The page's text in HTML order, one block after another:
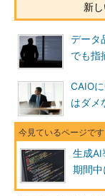
新
データ
でも指
CAIO
はダメ
生成
期間中